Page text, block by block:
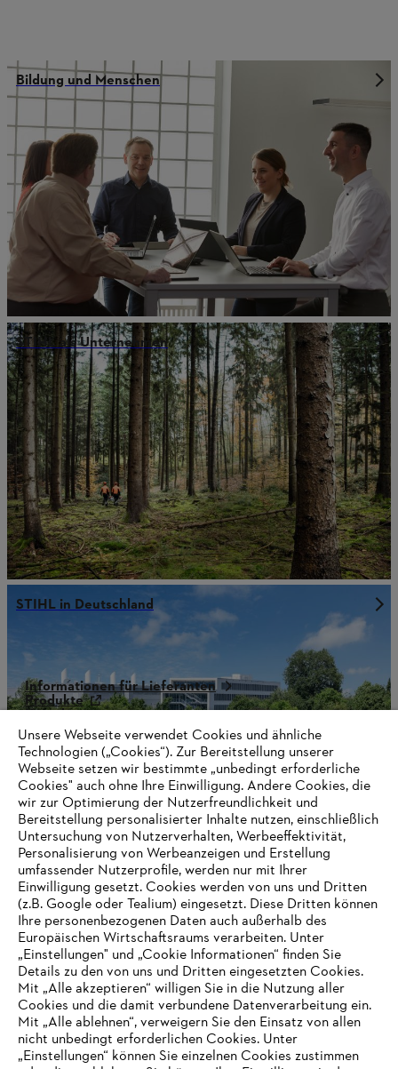
Bildung und Menschen
STIHL als Unternehmen
STIHL in Deutschland
Informationen für Lieferanten
Produkte
Kontakt
Karriere
Hinweisgebersystem
AUSZEICHNUNGEN
Unsere Webseite verwendet Cookies und ähnliche
Technologien („Cookies“). Zur Bereitstellung unserer
Webseite setzen wir bestimmte „unbedingt erforderliche
Cookies" auch ohne Ihre Einwilligung. Andere Cookies, die
wir zur Optimierung der Nutzerfreundlichkeit und
Bereitstellung personalisierter Inhalte nutzen, einschließlich
Untersuchung von Nutzerverhalten, Werbeeffektivität,
Personalisierung von Werbeanzeigen und Erstellung
umfassender Nutzerprofile, werden nur mit Ihrer
Einwilligung gesetzt. Cookies werden von uns und Dritten
(z.B. Google oder Tealium) eingesetzt. Diese Dritten können
Ihre personenbezogenen Daten auch außerhalb des
Europäischen Wirtschaftsraums verarbeiten. Unter
„Einstellungen" und „Cookie Informationen“ finden Sie
Details zu den von uns und Dritten eingesetzten Cookies.
Mit „Alle akzeptieren“ willigen Sie in die Nutzung aller
Cookies und die damit verbundene Datenverarbeitung ein.
Mit „Alle ablehnen“, verweigern Sie den Einsatz von allen
nicht unbedingt erforderlichen Cookies. Unter
„Einstellungen“ können Sie einzelnen Cookies zustimmen